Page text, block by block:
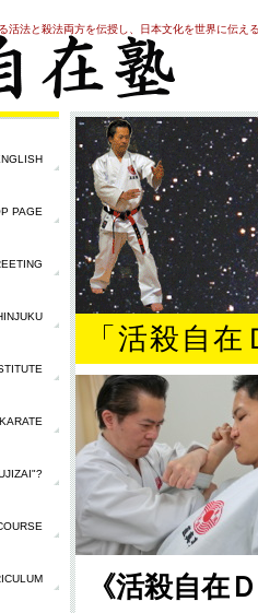
活法と殺法両方を伝授し、日本文化を世界に伝え
「活殺自
《活殺自在
PAGE